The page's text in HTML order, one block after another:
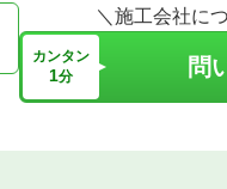
＼施工会社に
カンタン
1分 問